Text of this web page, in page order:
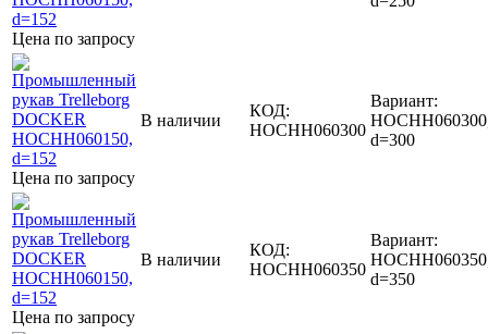
Цена по запросу
Цена по запросу
В наличии
КОД:
HOCHH060300
Вариант:
d=300
Цена по запросу
В наличии
КОД:
HOCHH060350
Вариант:
d=350